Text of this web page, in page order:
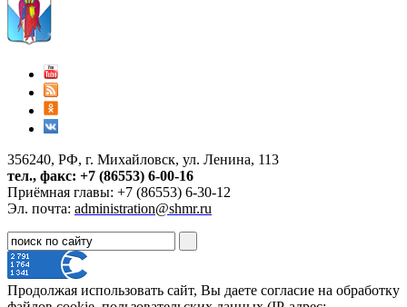
356240, РФ, г. Михайловск, ул. Ленина, 113
тел., факс: +7 (86553) 6-00-16
Приёмная главы: +7 (86553) 6-30-12
Эл. почта: administration@shmr.ru
Продолжая использовать сайт, Вы даете согласие на обработку